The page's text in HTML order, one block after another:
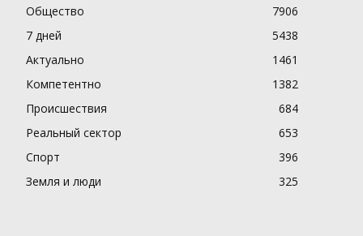
Общество
7906
7 дней
5438
Актуально
1461
Компетентно
1382
Происшествия
684
Реальный сектор
653
Спорт
396
Земля и люди
325